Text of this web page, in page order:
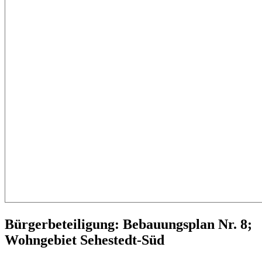
Bürgerbeteiligung: Bebauungsplan Nr. 8;
Wohngebiet Sehestedt-Süd